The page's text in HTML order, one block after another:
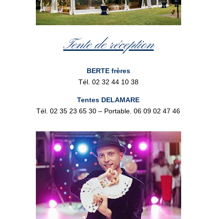
Tente de réception
BERTE frères
Tél. 02 32 44 10 38
Tentes DELAMARE
Tél. 02 35 23 65 30 – Portable. 06 09 02 47 46